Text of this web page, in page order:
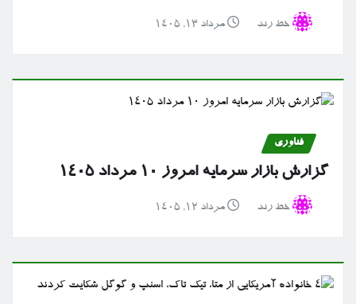
خط رند مرداد ۱۳, ۱۴۰۵
فناوری
گزارش بازار سرمایه امروز ۱۰ مرداد ۱۴۰۵
خط رند مرداد ۱۲, ۱۴۰۵